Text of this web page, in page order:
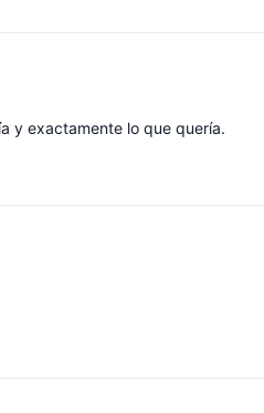
y exactamente lo que quería.